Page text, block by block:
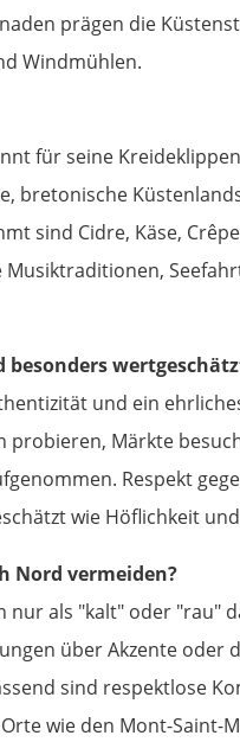
prägen die
Windmühlen.
für seine
bretonische
sind Cidre, Käse,
und ein
probieren, Märkte
Respekt
wie Höflichkeit
Nord vermeiden?
nur als "kalt" oder "rau"
über Akzente
sind respektlose
wie den Mont-Saint-